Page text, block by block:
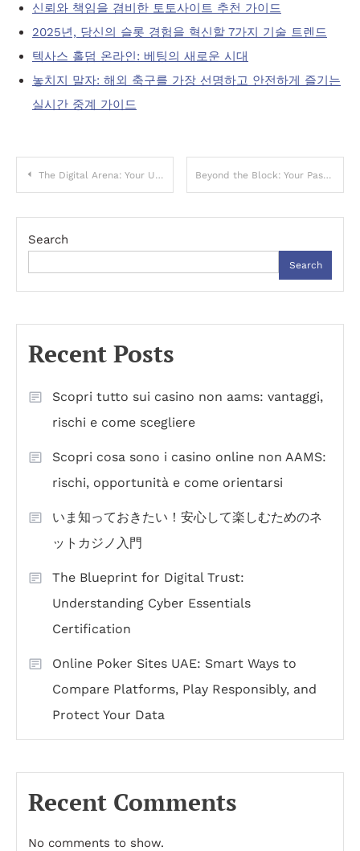
신뢰와 책임을 겸비한 토토사이트 추천 가이드
2025년, 당신의 슬롯 경험을 혁신할 7가지 기술 트렌드
텍사스 홀덤 온라인: 베팅의 새로운 시대
놓치지 말자: 해외 축구를 가장 선명하고 안전하게 즐기는
실시간 중계 가이드
Post
navigation
The Digital Arena: Your Ultimate Guide to Modern Gambling Sites Beyond the Block: Your Passport to Unrestricted Online Play
Search
Search
Recent Posts
Scopri tutto sui casino non aams: vantaggi,
rischi e come scegliere
Scopri cosa sono i casino online non AAMS:
rischi, opportunità e come orientarsi
いま知っておきたい！安心して楽しむためのネ
ットカジノ入門
The Blueprint for Digital Trust:
Understanding Cyber Essentials
Certification
Online Poker Sites UAE: Smart Ways to
Compare Platforms, Play Responsibly, and
Protect Your Data
Recent Comments
No comments to show.